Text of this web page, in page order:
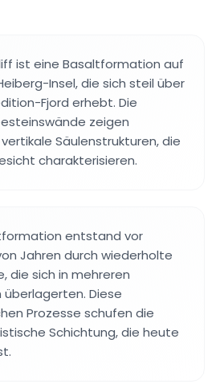
ist eine Basaltformation auf
Insel, die sich steil über
Fjord erhebt. Die
zeigen
Säulenstrukturen, die
charakterisieren.
entstand vor
Jahren durch wiederholte
die sich in mehreren
überlagerten. Diese
Prozesse schufen die
Schichtung, die heute